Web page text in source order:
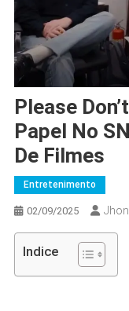
Please
Papel No
De Filmes
Entretenimento
02/09/2025
Indice